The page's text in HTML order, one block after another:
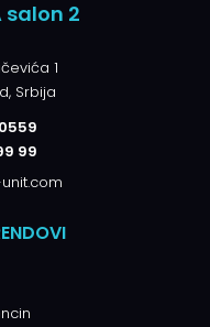
salon 2
1
Srbija
99